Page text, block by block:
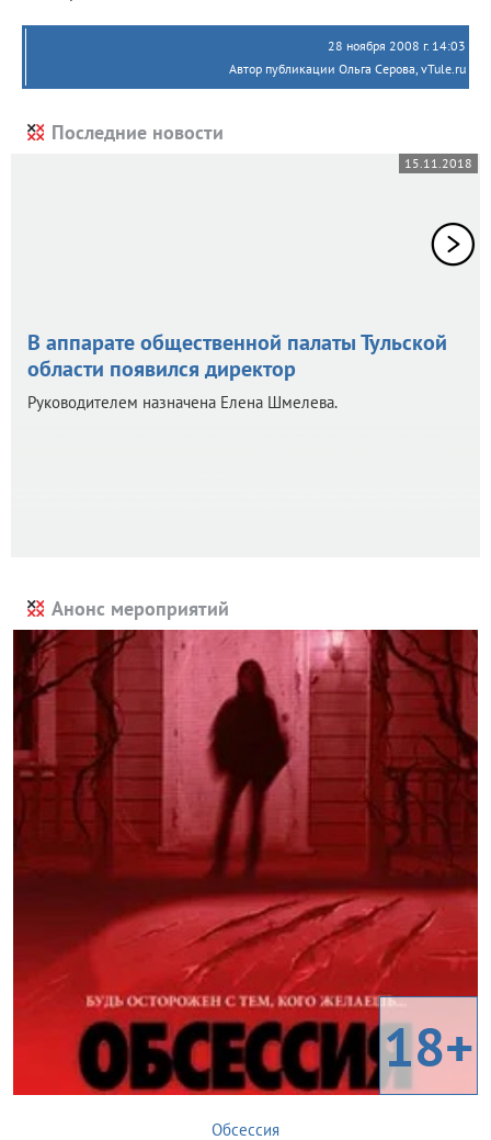
28 ноября 2008 г. 14:03
Автор публикации Ольга Серова, vTule.ru
Последние новости
15.11.2018
В аппарате общественной палаты Тульской
области появился директор
Руководителем назначена Елена Шмелева.
Анонс мероприятий
18+
Обсессия